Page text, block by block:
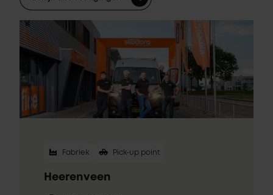
Fabriek Pick-up point
Heerenveen